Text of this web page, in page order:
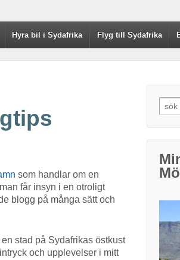
Hyra bil i Sydafrika Flyg till Sydafrika
som handlar om en
får insyn i en otroligt
blogg på många sätt och
en stad på Sydafrikas östkust
och upplevelser i mitt